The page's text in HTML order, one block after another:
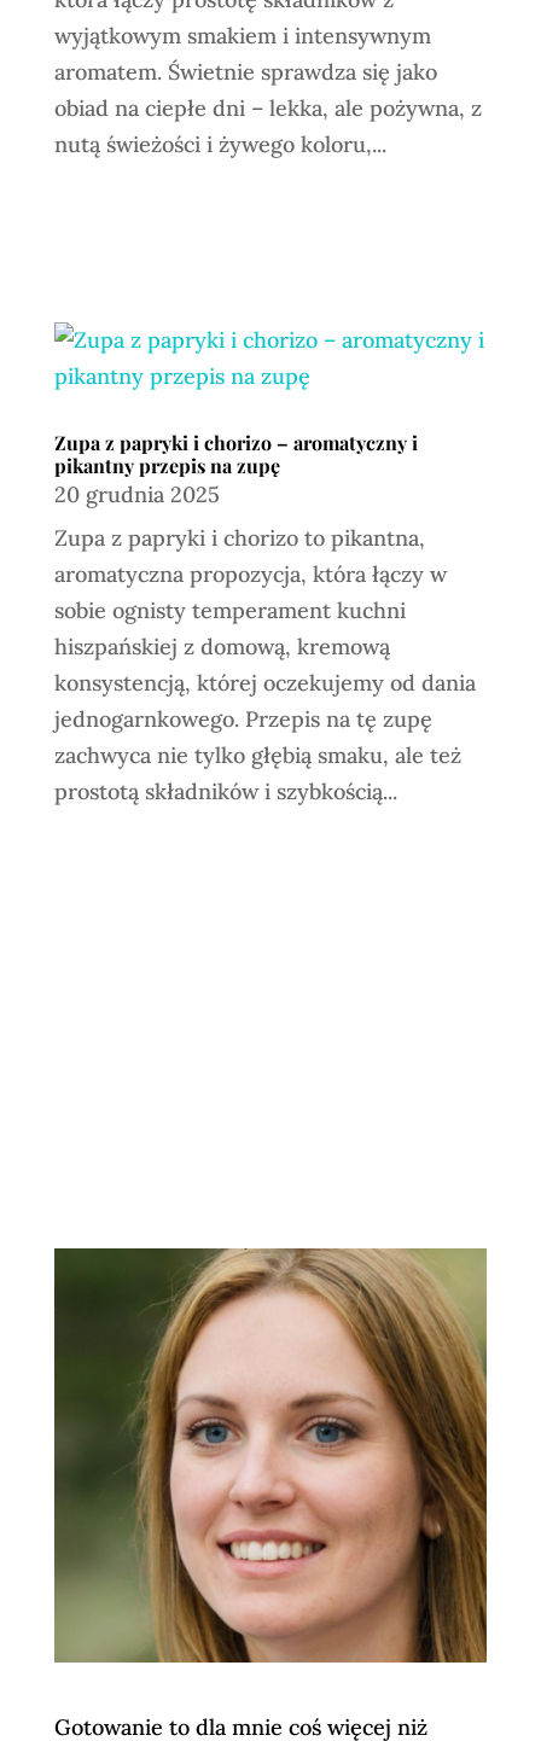
wyjątkowym smakiem i intensywnym
aromatem. Świetnie sprawdza się jako
obiad na ciepłe dni – lekka, ale pożywna, z
nutą świeżości i żywego koloru,...
Zupa z papryki i chorizo – aromatyczny i
pikantny przepis na zupę
20 grudnia 2025
Zupa z papryki i chorizo to pikantna,
aromatyczna propozycja, która łączy w
sobie ognisty temperament kuchni
hiszpańskiej z domową, kremową
konsystencją, której oczekujemy od dania
jednogarnkowego. Przepis na tę zupę
zachwyca nie tylko głębią smaku, ale też
prostotą składników i szybkością...
Gotowanie to dla mnie coś więcej niż